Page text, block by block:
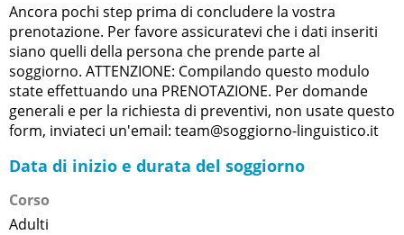
Ancora pochi step prima di concludere la vostra
prenotazione. Per favore assicuratevi che i dati inseriti
siano quelli della persona che prende parte al
soggiorno. ATTENZIONE: Compilando questo modulo
state effettuando una PRENOTAZIONE. Per domande
generali e per la richiesta di preventivi, non usate questo
form, inviateci un'email: team@soggiorno-linguistico.it
Data di inizio e durata del soggiorno
Corso
Adulti